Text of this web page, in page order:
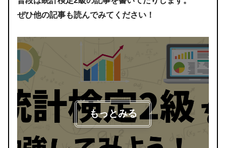
ぜひ他の記事も読んでみてください！
もっとみる